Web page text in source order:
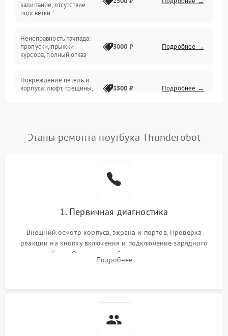
Батарея
Сеть и интернет
залипание, отсутствие
подсветки
Неисправность тачпада:
пропуски, прыжки
курсора, полный отказ
3000 ₽ Подробнее →
Повреждение петель и
корпуса: люфт, трещины,
3500 ₽ Подробнее →
невозможность зарядки,
2500 ₽ Подробнее →
2000 ₽
Перегрев из‑за пыли,
неисправности кулера
Выход из строя SSD или
HDD: медленная загрузка,
2000 ₽
Этапы ремонта ноутбука Thunderobot
1. Первичная диагностика
Внешний осмотр корпуса, экрана и портов. Проверка
реакции на кнопку включения и подключение зарядного
устройства. Оценка потребления тока с помощью
лабораторного блока питания для локализации проблемы.
Подробнее